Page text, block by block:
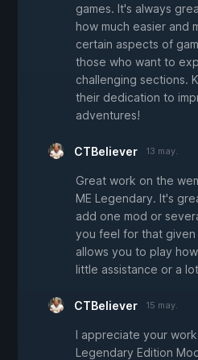
games. It's always
how much easier and
certain aspects of
those who want to
challenging sections.
their dedication to
adventures!
CTBeliever 13 may.
Great work on the
ME Legendary. It's
add one mod or
you feel for that given
allows you to play
little assistance or a
CTBeliever 15 may.
I appreciate your
Legendary Edition